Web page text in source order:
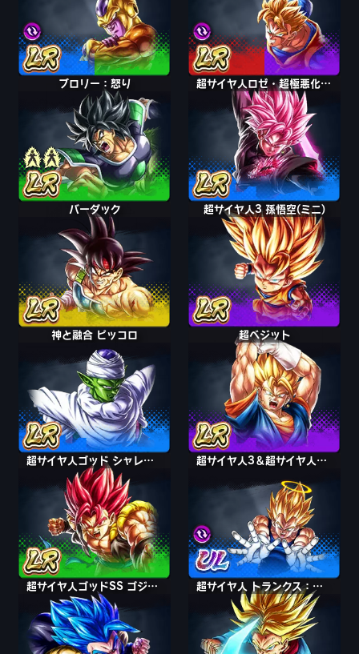
超サイヤ人 ブロリー 超サイヤ人ロゼ・超極悪化 ゴクウブラック
バーダック 超サイヤ人3 孫悟空(ミニ)
神と融合 ピッコロ 超ベジット
超サイヤ人ゴッド シャレット 超サイヤ人3＆超サイヤ人2 孫悟空＆ベジータ
超サイヤ人3＆超サイヤ人2 孫悟空＆ベジータ
超サイヤ人ゴッドSS ゴジータ 超サイヤ人 トランクス：青年期